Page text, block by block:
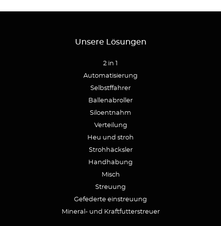
Unsere Lösungen
2 in 1
Automatisierung
Selbstffahrer
Ballenabroller
Siloentnahm
Verteilung
Heu und stroh
Strohhäcksler
Handhabung
Misch
Streuung
Gefederte einstreuung
Mineral- und Kraftfutterstreuer